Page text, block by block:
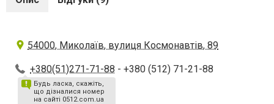
54000, Миколаїв, вулиця Космонавтів, 89
+380(51)271-71-88 - +380 (512) 71-21-88
Будь ласка, скажіть,
що дізналися номер
на сайті 0512.com.ua